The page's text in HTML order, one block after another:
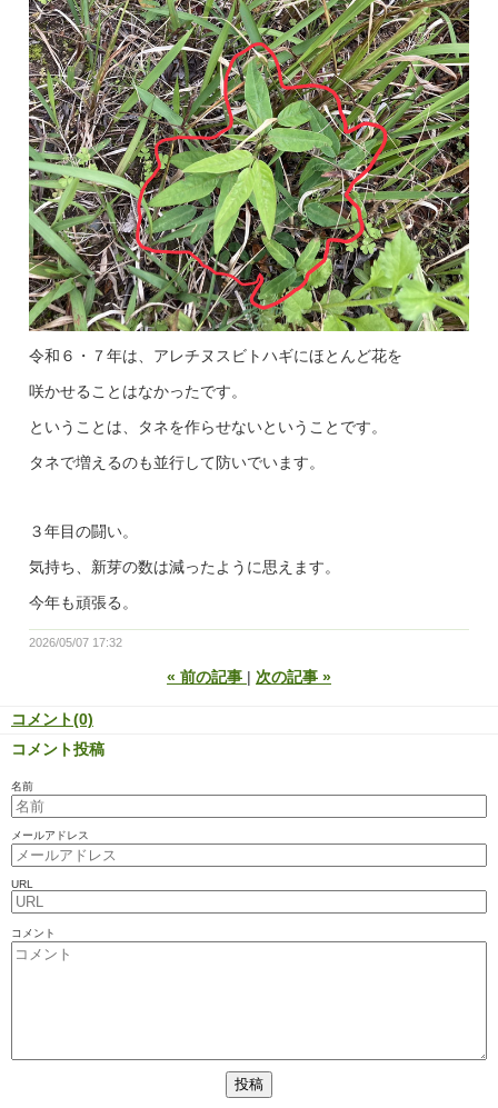
令和６・７年は、アレチヌスビトハギにほとんど花を
咲かせることはなかったです。
ということは、タネを作らせないということです。
タネで増えるのも並行して防いでいます。
３年目の闘い。
気持ち、新芽の数は減ったように思えます。
今年も頑張る。
2026/05/07 17:32
« 前の記事 次の記事 »
コメント(0)
コメント投稿
名前
メールアドレス
URL
コメント